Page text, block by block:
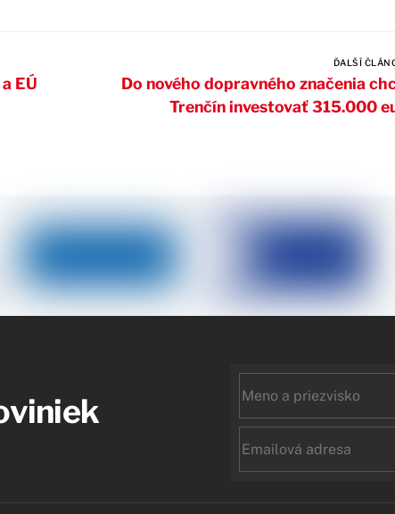
EÚ
ĎALŠÍ
Do nového dopravného značenia
Trenčín investovať 315.000
name